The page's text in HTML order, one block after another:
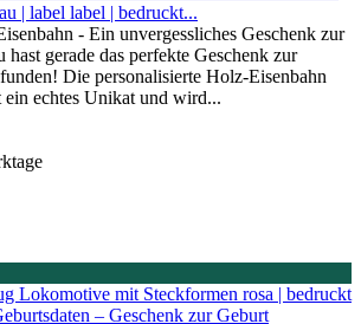
| label label | bedruckt...
- Ein unvergessliches Geschenk zur
gerade das perfekte Geschenk zur
Die personalisierte Holz-Eisenbahn
echtes Unikat und wird...